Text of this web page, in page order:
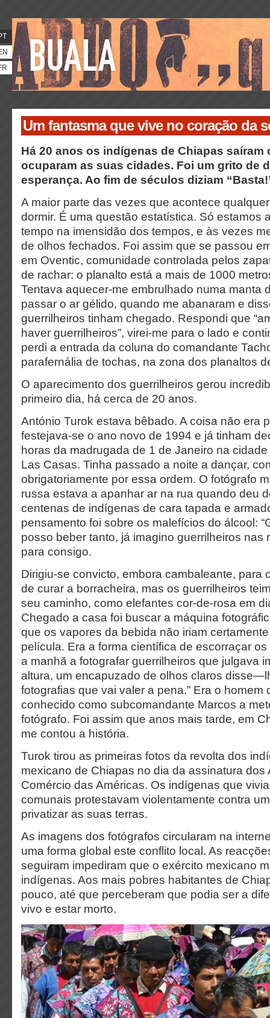
Um fantasma que vive no coração da
Há 20 anos os indígenas de Chiapas saíram
ocuparam as suas cidades. Foi um grito de
esperança. Ao fim de séculos diziam
A maior parte das vezes que acontece
dormir. É uma questão estatística. Só estamos
tempo na imensidão dos tempos, e às vezes
de olhos fechados. Foi assim que se passou
em Oventic, comunidade controlada pelos
de rachar: o planalto está a mais de 1000
Tentava aquecer-me embrulhado numa manta
passar o ar gélido, quando me abanaram e
guerrilheiros tinham chegado. Respondi que
haver guerrilheiros”, virei-me para o lado e
perdi a entrada da coluna do comandante
parafernália de tochas, na zona dos planaltos
O aparecimento dos guerrilheiros gerou
primeiro dia, há cerca de 20 anos.
António Turok estava bêbado. A coisa não era
festejava-se o ano novo de 1994 e já tinham
horas da madrugada de 1 de Janeiro na
Las Casas. Tinha passado a noite a dançar,
obrigatoriamente por essa ordem. O fotógrafo
russa estava a apanhar ar na rua quando deu
centenas de indígenas de cara tapada e
pensamento foi sobre os malefícios do álcool:
posso beber tanto, já imagino guerrilheiros nas
para consigo.
Dirigiu-se convicto, embora cambaleante, para
de curar a borracheira, mas os guerrilheiros
seu caminho, como elefantes cor-de-rosa em
Chegado a casa foi buscar a máquina
que os vapores da bebida não iriam
película. Era a forma científica de escorraçar
a manhã a fotografar guerrilheiros que julgava
altura, um encapuzado de olhos claros
fotografias que vai valer a pena.” Era o homem
conhecido como subcomandante Marcos a
fotógrafo. Foi assim que anos mais tarde, em
me contou a história.
Turok tirou as primeiras fotos da revolta dos
mexicano de Chiapas no dia da assinatura dos
Comércio das Américas. Os indígenas que
comunais protestavam violentamente contra
privatizar as suas terras.
As imagens dos fotógrafos circularam na
uma forma global este conflito local. As
seguiram impediram que o exército mexicano
indígenas. Aos mais pobres habitantes de
pouco, até que perceberam que podia ser a
vivo e estar morto.